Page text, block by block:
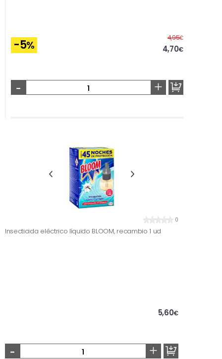
-5%
4,95€Before
4,70€
- +
0
Insecticida eléctrico líquido BLOOM, recambio 1 ud
5,60€
- +